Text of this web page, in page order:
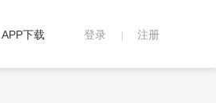
登录 注册
APP下载